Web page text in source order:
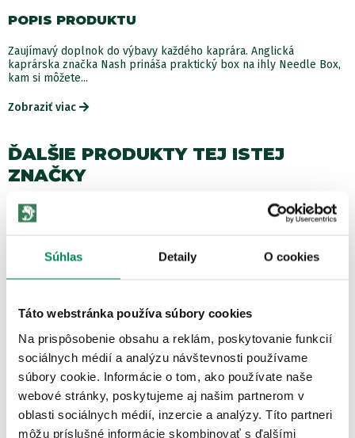
Súhlas Detaily O cookies
Táto webstránka používa súbory cookies
Na prispôsobenie obsahu a reklám, poskytovanie funkcií
sociálnych médií a analýzu návštevnosti používame
súbory cookie. Informácie o tom, ako používate naše
webové stránky, poskytujeme aj našim partnerom v
oblasti sociálnych médií, inzercie a analýzy. Títo partneri
môžu príslušné informácie skombinovať s ďalšími
POPIS PRODUKTU
Zaujímavý doplnok do výbavy každého kaprára. Anglická
kaprárska značka Nash prináša praktický box na ihly Needle Box,
kam si môžete...
Zobraziť viac
ĎALŠIE PRODUKTY TEJ ISTEJ
ZNAČKY
LETNÝ VÝPREDAJ Zľava -12.28€
NASH Šnúra Baseline Sinking Braid UV Yellow
Skladom/ u vás už 11.08.
OD 69.61 €
pôvodneod 81.89 €